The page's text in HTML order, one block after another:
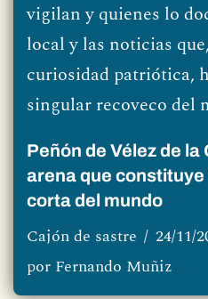
vigilan y quienes lo
local y las noticias
curiosidad patriótica,
singular recoveco del
Peñón de Vélez de
arena que
corta del mundo
Cajón de sastre
24/11/
por Fernando Muñiz